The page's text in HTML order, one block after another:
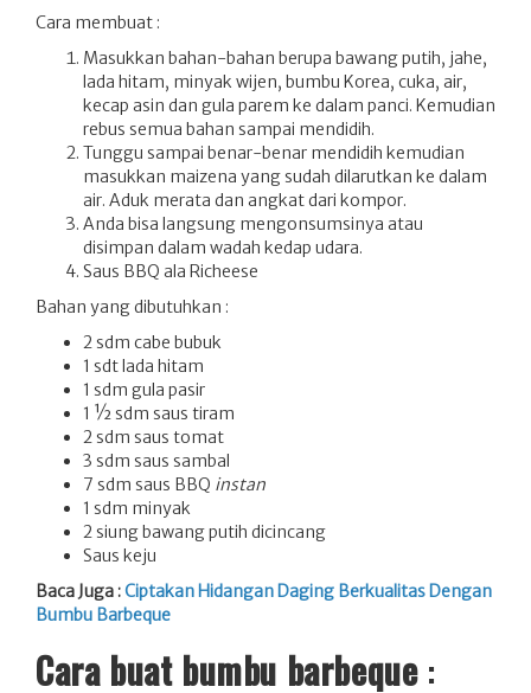
Cara membuat :
Masukkan bahan-bahan berupa bawang putih, jahe,
lada hitam, minyak wijen, bumbu Korea, cuka, air,
kecap asin dan gula parem ke dalam panci. Kemudian
rebus semua bahan sampai mendidih.
Tunggu sampai benar-benar mendidih kemudian
masukkan maizena yang sudah dilarutkan ke dalam
air. Aduk merata dan angkat dari kompor.
Anda bisa langsung mengonsumsinya atau
disimpan dalam wadah kedap udara.
Saus BBQ ala Richeese
Bahan yang dibutuhkan :
2 sdm cabe bubuk
1 sdt lada hitam
1 sdm gula pasir
1 ½ sdm saus tiram
2 sdm saus tomat
3 sdm saus sambal
7 sdm saus BBQ instan
1 sdm minyak
2 siung bawang putih dicincang
Saus keju
Baca Juga :Ciptakan Hidangan Daging Berkualitas Dengan
Bumbu Barbeque
Cara buat bumbu barbeque: